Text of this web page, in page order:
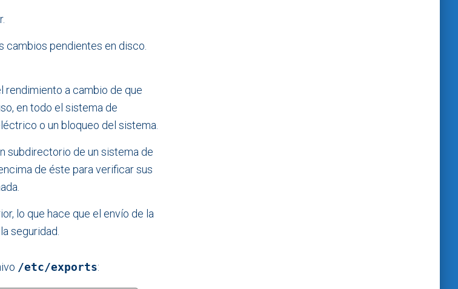
cambios pendientes en disco.
rendimiento a cambio de que
en todo el sistema de
o un bloqueo del sistema.
subdirectorio de un sistema de
de éste para verificar sus
lo que hace que el envío de la
seguridad.
/etc/exports: